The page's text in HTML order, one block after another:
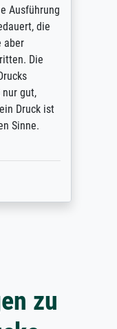
Ausführung
die
aber
Die
gut,
Druck ist
Sinne.
zu